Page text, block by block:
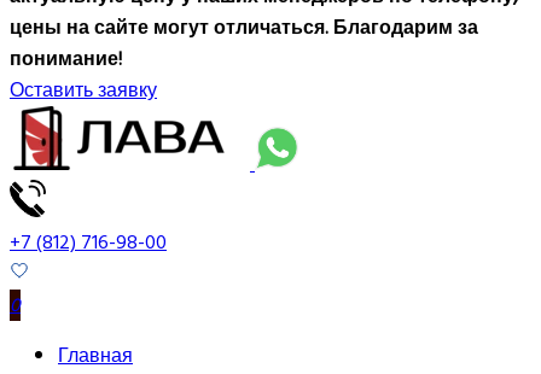
цены на сайте могут отличаться. Благодарим за
понимание!
Оставить заявку
+7 (812) 716-98-00
0
Главная